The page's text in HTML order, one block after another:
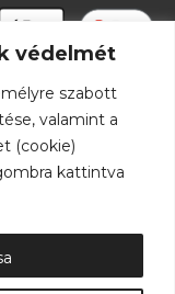
védelmét
szabott
valamint a
(cookie)
kattintva